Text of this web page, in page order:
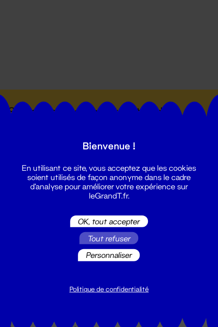
Suivez toutes les actualités du
Du lundi au vendredi 14h → 18h
Bienvenue !
En utilisant ce site, vous acceptez que les cookies
soient utilisés de façon anonyme dans le cadre
d'analyse pour améliorer votre expérience sur
leGrandT.fr.
OK, tout accepter
Tout refuser
Personnaliser
Politique de confidentialité